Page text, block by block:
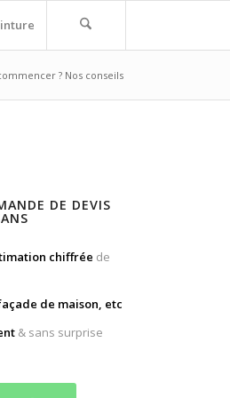
? Nos conseils
DE DEVIS
chiffrée de
de maison, etc
& sans surprise